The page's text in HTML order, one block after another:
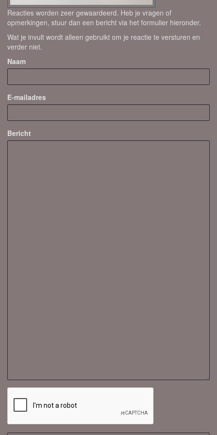
Reacties worden zeer gewaardeerd. Heb je vragen of
opmerkingen, stuur dan een bericht via het formulier hieronder.
Wat je invult wordt alleen gebruikt om je reactie te versturen en
verder niet.
Naam
E-mailadres
Bericht